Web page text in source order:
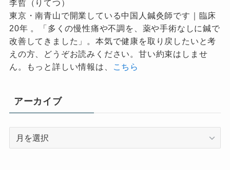
李哲（りてつ）
東京・南青山で開業している中国人鍼灸師です｜臨床
20年 。「多くの慢性痛や不調を、薬や手術なしに鍼で
改善してきました」。本気で健康を取り戻したいと考
えの方、どうぞお読みください。甘い約束はしませ
ん。もっと詳しい情報は、
こちら
アーカイブ